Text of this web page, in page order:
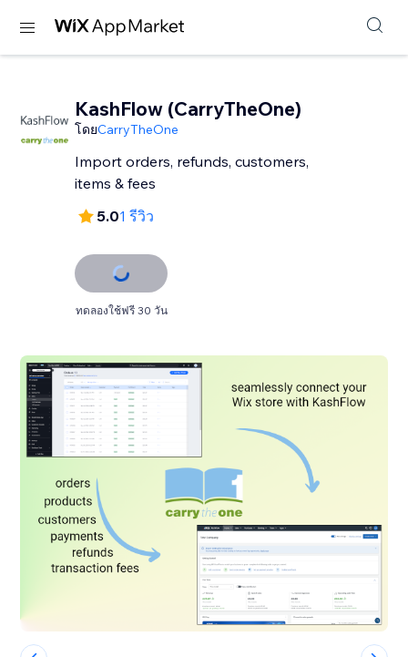
KashFlow (CarryTheOne)
โดยCarryTheOne
Import orders, refunds, customers,
items & fees
5.01 รีวิว
ทดลองใช้ฟรี 30 วัน